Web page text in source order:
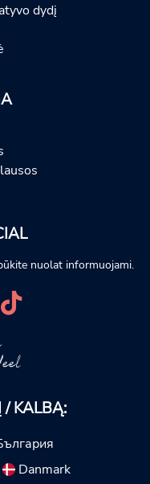
dydį
nuolat informuojami.
/ KALBĄ:
Danmark